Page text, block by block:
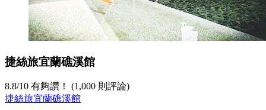
捷絲旅宜蘭礁溪館
8.8/10 有夠讚！ (1,000 則評論)
捷絲旅宜蘭礁溪館